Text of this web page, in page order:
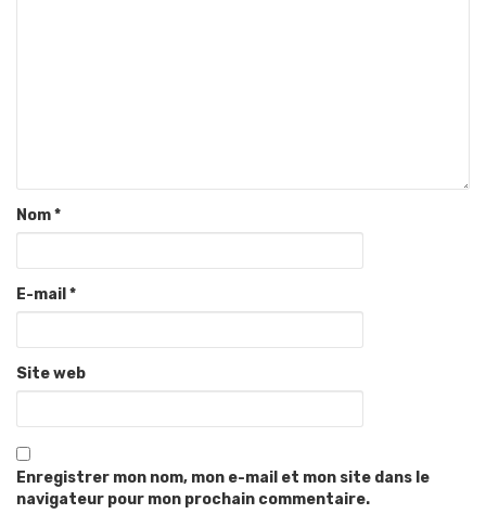
Nom*
E-mail *
Site web
Enregistrer mon nom, mon e-mail et mon site dans le
navigateur pour mon prochain commentaire.